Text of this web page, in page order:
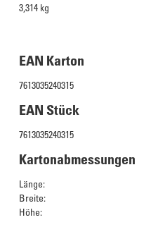
3,314 kg
EAN Karton
7613035240315
EAN Stück
7613035240315
Kartonabmessungen
Länge:
Breite:
Höhe: